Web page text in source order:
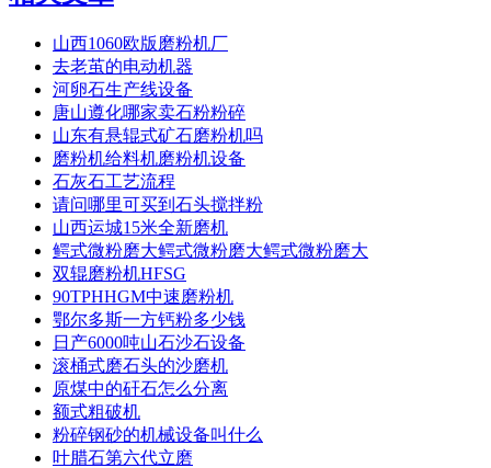
山西1060欧版磨粉机厂
去老茧的电动机器
河卵石生产线设备
唐山遵化哪家卖石粉粉碎
山东有悬辊式矿石磨粉机吗
磨粉机给料机磨粉机设备
石灰石工艺流程
请问哪里可买到石头搅拌粉
山西运城15米全新磨机
鳄式微粉磨大鳄式微粉磨大鳄式微粉磨大
双辊磨粉机HFSG
90TPHHGM中速磨粉机
鄂尔多斯一方钙粉多少钱
日产6000吨山石沙石设备
滚桶式磨石头的沙磨机
原煤中的矸石怎么分离
额式粗破机
粉碎钢砂的机械设备叫什么
叶腊石第六代立磨